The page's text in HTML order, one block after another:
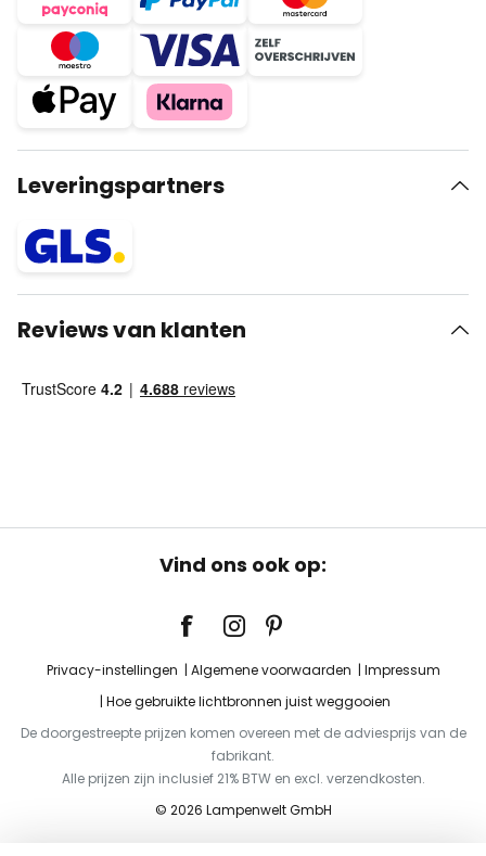
Leveringspartners
Reviews van klanten
Vind ons ook op:
Privacy-instellingen Algemene voorwaarden
Impressum
Hoe gebruikte lichtbronnen juist weggooien
De doorgestreepte prijzen komen overeen met de adviesprijs van de
fabrikant.
Alle prijzen zijn inclusief 21% BTW en excl. verzendkosten.
© 2026 Lampenwelt GmbH